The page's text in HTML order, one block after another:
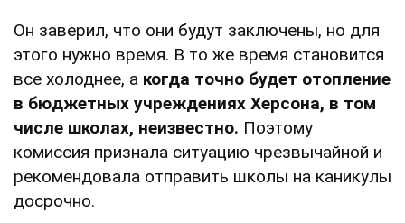
Он заверил, что они будут заключены, но для
этого нужно время. В то же время становится
все холоднее, а когда точно будет отопление
в бюджетных учреждениях Херсона, в том
числе школах, неизвестно. Поэтому
комиссия признала ситуацию чрезвычайной и
рекомендовала отправить школы на каникулы
досрочно.